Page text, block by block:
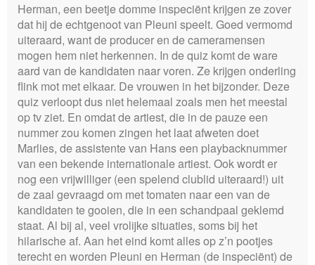
Herman, een beetje domme inspeciënt krijgen ze zover
dat hij de echtgenoot van Pleuni speelt. Goed vermomd
uiteraard, want de producer en de cameramensen
mogen hem niet herkennen. In de quiz komt de ware
aard van de kandidaten naar voren. Ze krijgen onderling
flink mot met elkaar. De vrouwen in het bijzonder. Deze
quiz verloopt dus niet helemaal zoals men het meestal
op tv ziet. En omdat de artiest, die in de pauze een
nummer zou komen zingen het laat afweten doet
Marlies, de assistente van Hans een playbacknummer
van een bekende internationale artiest. Ook wordt er
nog een vrijwilliger (een spelend clublid uiteraard!) uit
de zaal gevraagd om met tomaten naar een van de
kandidaten te gooien, die in een schandpaal geklemd
staat. Al bij al, veel vrolijke situaties, soms bij het
hilarische af. Aan het eind komt alles op z’n pootjes
terecht en worden Pleuni en Herman (de inspeciënt) de